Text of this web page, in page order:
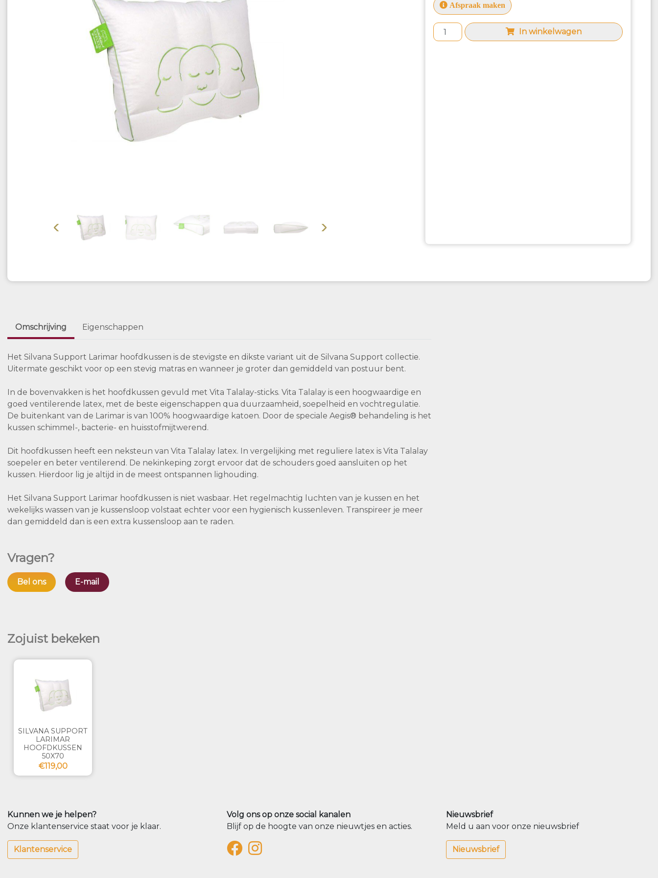
Vorige Volgende
Afspraak maken
In winkelwagen
Omschrijving Eigenschappen
Het Silvana Support Larimar hoofdkussen is de stevigste en dikste variant uit de Silvana Support collectie.
Uitermate geschikt voor op een stevig matras en wanneer je groter dan gemiddeld van postuur bent.
In de bovenvakken is het hoofdkussen gevuld met Vita Talalay-sticks. Vita Talalay is een hoogwaardige en
goed ventilerende latex, met de beste eigenschappen qua duurzaamheid, soepelheid en vochtregulatie.
De buitenkant van de Larimar is van 100% hoogwaardige katoen. Door de speciale Aegis® behandeling is het
kussen schimmel-, bacterie- en huisstofmijtwerend.
Dit hoofdkussen heeft een neksteun van Vita Talalay latex. In vergelijking met reguliere latex is Vita Talalay
soepeler en beter ventilerend. De nekinkeping zorgt ervoor dat de schouders goed aansluiten op het
kussen. Hierdoor lig je altijd in de meest ontspannen lighouding.
Het Silvana Support Larimar hoofdkussen is niet wasbaar. Het regelmachtig luchten van je kussen en het
wekelijks wassen van je kussensloop volstaat echter voor een hygienisch kussenleven. Transpireer je meer
dan gemiddeld dan is een extra kussensloop aan te raden.
Vragen?
Bel ons E-mail
Zojuist bekeken
SILVANA SUPPORT
LARIMAR
HOOFDKUSSEN
50X70
€119,00
Kunnen we je helpen?
Onze klantenservice staat voor je klaar.
Klantenservice
Volg ons op onze social kanalen
Blijf op de hoogte van onze nieuwtjes en acties.
Nieuwsbrief
Meld u aan voor onze nieuwsbrief
Nieuwsbrief